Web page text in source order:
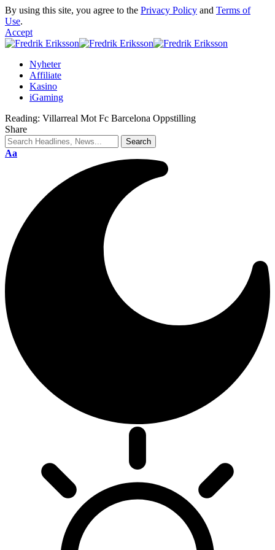
By using this site, you agree to the Privacy Policy and Terms of
Use.
Accept
Nyheter
Affiliate
Kasino
iGaming
Reading: Villarreal Mot Fc Barcelona Oppstilling
Share
Aa